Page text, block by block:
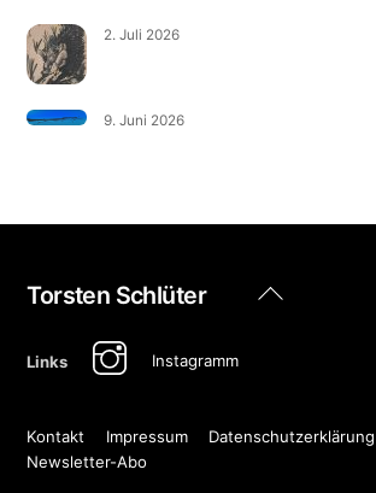
2. Juli 2026
9. Juni 2026
Back
Torsten Schlüter
Links Instagramm
Kontakt Impressum
Datenschutzerklärung
Newsletter-Abo